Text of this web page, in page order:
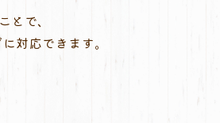
とで、
対応できます。